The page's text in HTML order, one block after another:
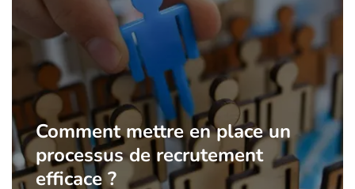
Comment mettre en place un
processus de recrutement
efficace ?